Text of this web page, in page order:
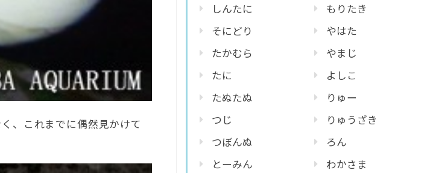
、これまでに偶然見かけて
しんたに
そにどり
たかむら
たに
たぬたぬ
つじ
つぼんぬ
とーみん
もりたき
やはた
やまじ
よしこ
りゅー
りゅうざき
ろん
わかさま